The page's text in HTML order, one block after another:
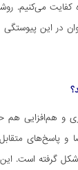
کفایت
در این
هم‌افزایی هم
متقابل
گرفته است.